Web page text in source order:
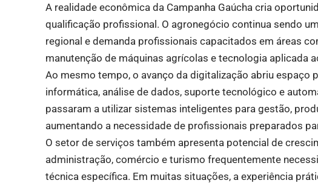
A realidade econômica da Campanha Gaúcha cria
qualificação profissional. O agronegócio continua sendo
regional e demanda profissionais capacitados em áreas
manutenção de máquinas agrícolas e tecnologia aplicada
Ao mesmo tempo, o avanço da digitalização abriu espaço
informática, análise de dados, suporte tecnológico e
passaram a utilizar sistemas inteligentes para gestão,
aumentando a necessidade de profissionais preparados
O setor de serviços também apresenta potencial de
administração, comércio e turismo frequentemente
técnica específica. Em muitas situações, a experiência